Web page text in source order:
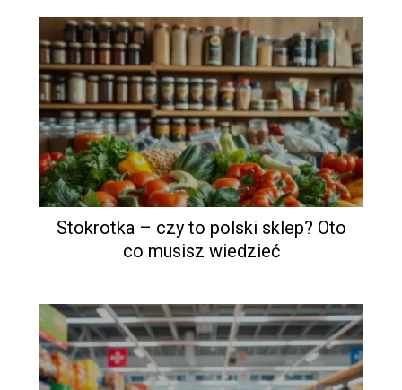
Stokrotka – czy to polski sklep? Oto
co musisz wiedzieć